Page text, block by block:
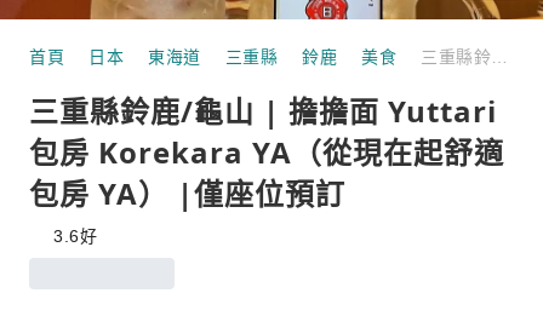
首頁 日本 東海道 三重縣 鈴鹿 美食
三重縣鈴鹿/龜山 | 擔擔面 Yuttari
包房 Korekara YA（從現在起舒適
包房 YA） |僅座位預訂
3.6好